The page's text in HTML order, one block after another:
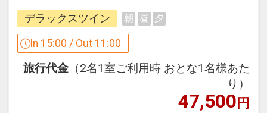
※ご覧のページがどちらかを
件】の項目でご確認のうえ、予約にお進
み下さい。
デラックスツイン 朝 昼 夕
In 15:00 / Out 11:00
旅行代金 （2名1室ご利用時 おとな1名様あた
り）
47,500円